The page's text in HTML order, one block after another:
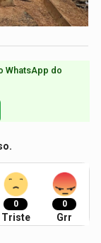
WhatsApp do
0
Triste
0
Grr